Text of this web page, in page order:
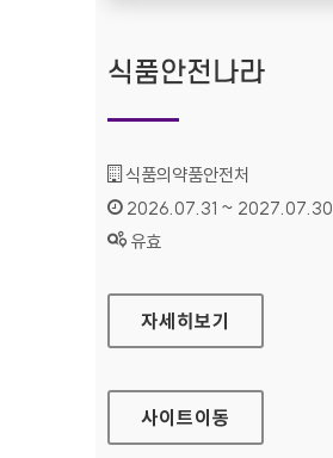
식품안전나라
기관명 :
식품의약품안전처
인증기간 :
2026.07.31 ~ 2027.07.30
상태 :
유효
식품안전나라
자세히보기
사이트이동